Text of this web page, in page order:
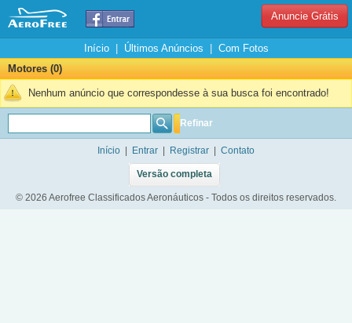
Anuncie Grátis
Início| Últimos Anúncios
Com Fotos
Motores (0)
Nenhum anúncio que correspondesse à sua busca foi encontrado!
Refinar
Início Entrar Registrar Contato
Versão completa
© 2026 Aerofree Classificados Aeronáuticos - Todos os direitos reservados.